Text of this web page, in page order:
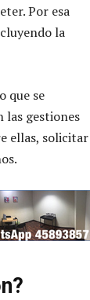
Por esa
la
que se
las gestiones
ellas, solicitar